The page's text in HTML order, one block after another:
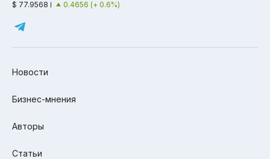
$ 77.9568 0.4656 (+ 0.6%)
Новости
Бизнес-мнения
Авторы
Статьи